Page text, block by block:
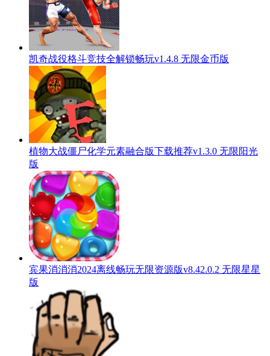
凯奇战役格斗竞技全解锁畅玩v1.4.8 无限金币版
植物大战僵尸化学元素融合版下载推荐v1.3.0 无限阳光
版
宾果消消消2024离线畅玩无限资源版v8.42.0.2 无限星星
版